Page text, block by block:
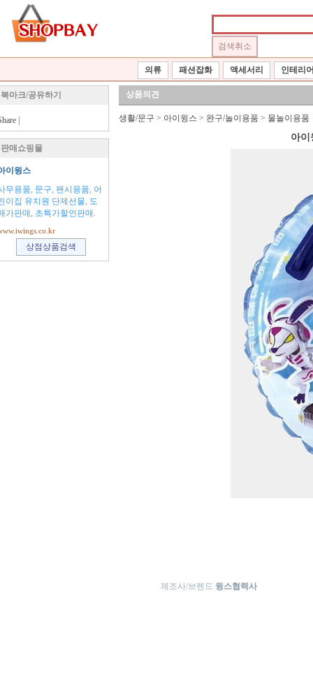
의류 패션잡화 액세서리 인테리
북마크/공유하기
판매쇼핑몰
이윙스
무용품, 문구, 팬시용품, 어
이집 유치원 단제선물, 도
가판매, 초특가할인판매.
상품의견
생활/문구 > 아이윙스 > 완구/놀이용품 > 물놀이용품
아이
제조사/브렌드 윙스협력사